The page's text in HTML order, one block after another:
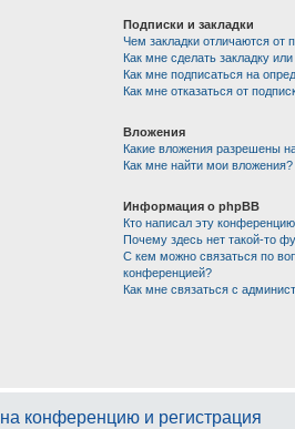
Подписки и закладки
Чем закладки отличаются от
Как мне сделать закладку
Как мне подписаться на
Как мне отказаться от
Вложения
Какие вложения разрешены
Как мне найти мои вложения?
Информация о phpBB
Кто написал эту
Почему здесь нет такой-то
С кем можно связаться по
конференцией?
Как мне связаться с
конференцию и регистрация